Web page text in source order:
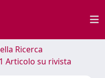
Ricerca
Articolo su rivista